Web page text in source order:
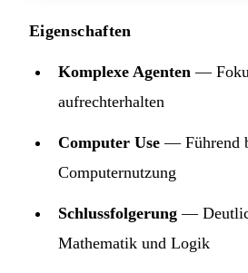
Eigenschaften
Komplexe Agenten —
aufrechterhalten
Computer Use — Führend
Computernutzung
Schlussfolgerung —
Mathematik und Logik